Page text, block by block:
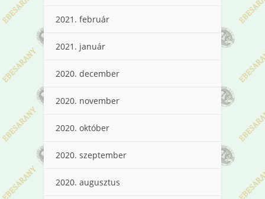
2021. február
2021. január
2020. december
2020. november
2020. október
2020. szeptember
2020. augusztus